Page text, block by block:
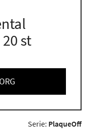
st
Serie: PlaqueOff